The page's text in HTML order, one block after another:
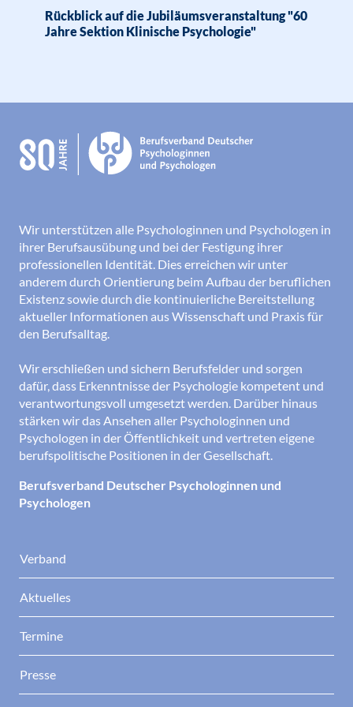
Rückblick auf die Jubiläumsveranstaltung "60
Jahre Sektion Klinische Psychologie"
Wir unterstützen alle Psychologinnen und Psychologen in
ihrer Berufsausübung und bei der Festigung ihrer
professionellen Identität. Dies erreichen wir unter
anderem durch Orientierung beim Aufbau der beruflichen
Existenz sowie durch die kontinuierliche Bereitstellung
aktueller Informationen aus Wissenschaft und Praxis für
den Berufsalltag.
Wir erschließen und sichern Berufsfelder und sorgen
dafür, dass Erkenntnisse der Psychologie kompetent und
verantwortungsvoll umgesetzt werden. Darüber hinaus
stärken wir das Ansehen aller Psychologinnen und
Psychologen in der Öffentlichkeit und vertreten eigene
berufspolitische Positionen in der Gesellschaft.
Berufsverband Deutscher Psychologinnen und
Psychologen
Verband
Aktuelles
Termine
Presse